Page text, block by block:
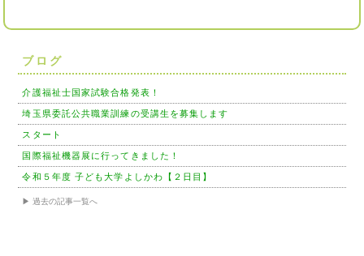
ブログ
介護福祉士国家試験合格発表！
埼玉県委託公共職業訓練の受講生を募集します
スタート
国際福祉機器展に行ってきました！
令和５年度 子ども大学よしかわ【２日目】
▶ 過去の記事一覧へ